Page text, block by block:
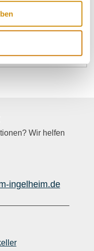
Uhr
Uhr
Wir helfen
ingelheim.de